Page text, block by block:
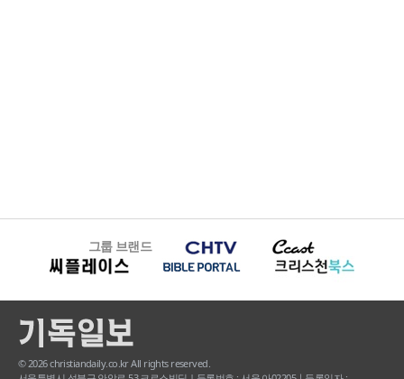
그룹 브랜드
© 2026 christiandaily.co.kr All rights reserved.